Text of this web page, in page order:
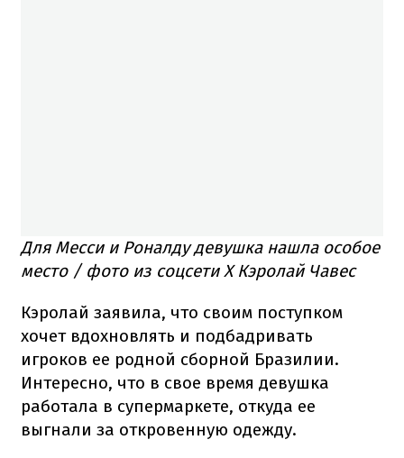
Для Месси и Роналду девушка нашла особое
место / фото из соцсети X Кэролай Чавес
Кэролай заявила, что своим поступком
хочет вдохновлять и подбадривать
игроков ее родной сборной Бразилии.
Интересно, что в свое время девушка
работала в супермаркете, откуда ее
выгнали за откровенную одежду.